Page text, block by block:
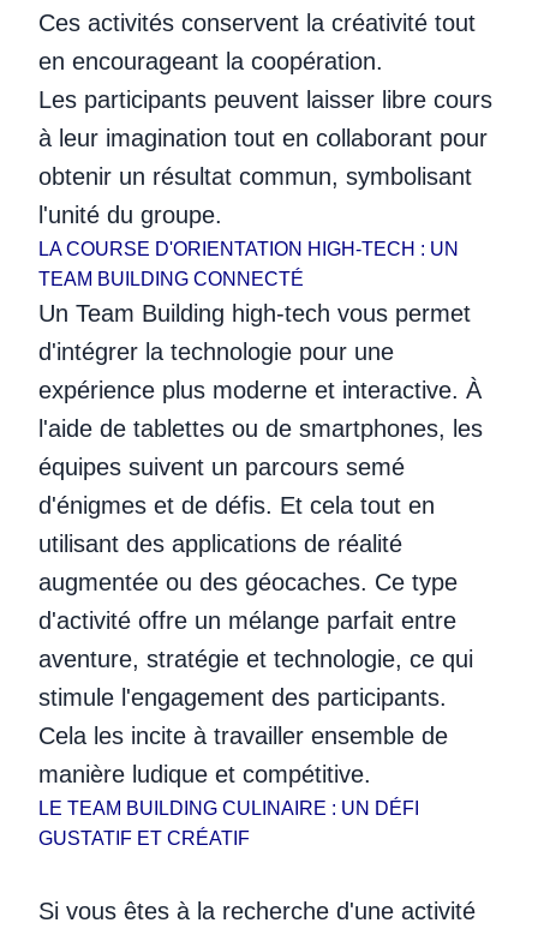
Ces activités conservent la créativité tout
en encourageant la coopération.
Les participants peuvent laisser libre cours
à leur imagination tout en collaborant pour
obtenir un résultat commun, symbolisant
l'unité du groupe.
LA COURSE D'ORIENTATION HIGH-TECH : UN
TEAM BUILDING CONNECTÉ
Un Team Building high-tech vous permet
d'intégrer la technologie pour une
expérience plus moderne et interactive. À
l'aide de tablettes ou de smartphones, les
équipes suivent un parcours semé
d'énigmes et de défis. Et cela tout en
utilisant des applications de réalité
augmentée ou des géocaches. Ce type
d'activité offre un mélange parfait entre
aventure, stratégie et technologie, ce qui
stimule l'engagement des participants.
Cela les incite à travailler ensemble de
manière ludique et compétitive.
LE TEAM BUILDING CULINAIRE : UN DÉFI
GUSTATIF ET CRÉATIF
Si vous êtes à la recherche d'une activité